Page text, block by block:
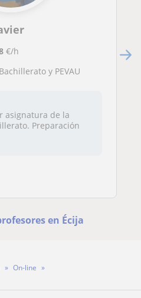
€/h
y PEVAU
asignatura de la
Preparación
en Écija
On-line